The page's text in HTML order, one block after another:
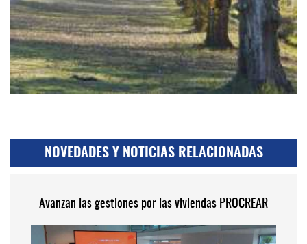
NOVEDADES Y NOTICIAS RELACIONADAS
Avanzan las gestiones por las viviendas PROCREAR